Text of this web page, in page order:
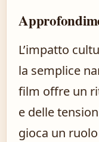
L’impatto
la semplice
film offre un
e delle
gioca un